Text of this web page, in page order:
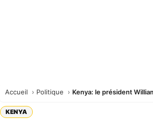
Accueil Politique Kenya: le président
KENYA